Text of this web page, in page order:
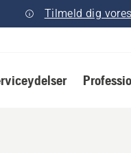
Tilmeld dig